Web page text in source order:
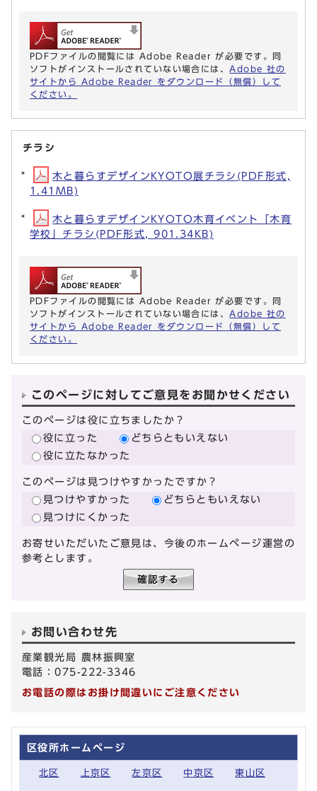
PDFファイルの閲覧には Adobe Reader が必要です。同
ソフトがインストールされていない場合には、 Adobe 社の
サイトから Adobe Reader をダウンロード（無償）して
ください。
チラシ
木と暮らすデザインKYOTO展チラシ(PDF形式,
1.41MB)
木と暮らすデザインKYOTO木育イベント「木育
学校」チラシ(PDF形式, 901.34KB)
PDFファイルの閲覧には Adobe Reader が必要です。同
ソフトがインストールされていない場合には、 Adobe 社の
サイトから Adobe Reader をダウンロード（無償）して
ください。
このページに対してご意見をお聞かせください
このページは役に立ちましたか？
役に立った
どちらともいえない
役に立たなかった
このページは見つけやすかったですか？
見つけやすかった
どちらともいえない
見つけにくかった
お寄せいただいたご意見は、今後のホームページ運営の
参考とします。
お問い合わせ先
産業観光局 農林振興室
電話：075-222-3346
お電話の際はお掛け間違いにご注意ください
区役所ホームページ
北区 上京区 左京区 中京区 東山区